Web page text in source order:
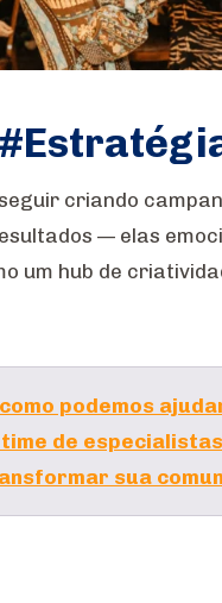
criando
— elas
um hub de
podemos
de
sua